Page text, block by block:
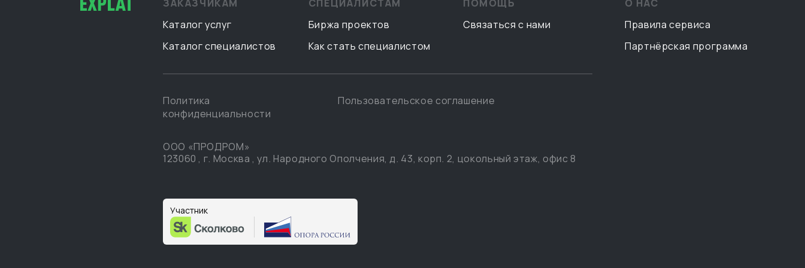
ЗАКАЗЧИКАМ
Каталог услуг
Каталог специалистов
СПЕЦИАЛИСТАМ
Биржа проектов
Как стать специалистом
ПОМОЩЬ
Связаться с нами
Политика
конфиденциальности
Пользовательское соглашение
ООО «ПРОДРОМ»
123060 , г. Москва ,ул. Народного Ополчения, д. 43, корп. 2, цокольный этаж, офис 8
Участник
О НАС
Правила сервиса
Партнёрская программа